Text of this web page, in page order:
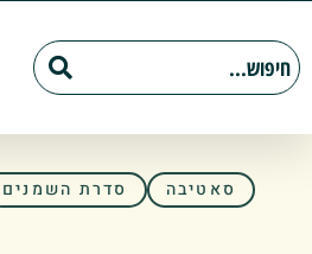
סאטיבה סדרת השמנים